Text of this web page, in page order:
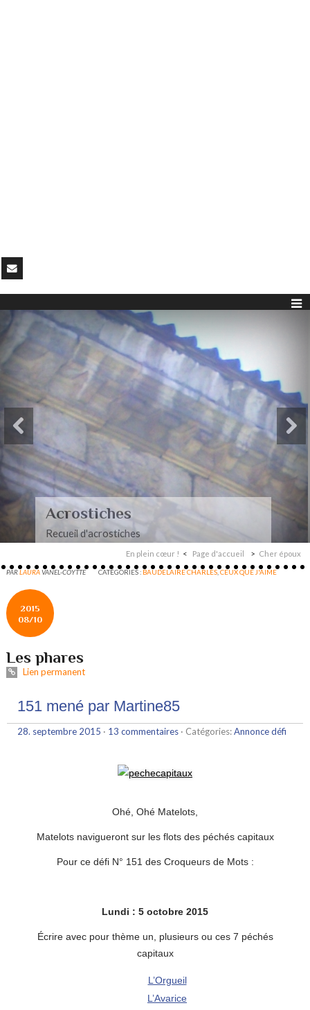
Paysages-Poèmes à mon
mari
Recueil de poèmes dédiés à mon mari
En plein cœur ! Page d'accueil Cher époux
PARLAURAVANEL-COYTTE CATÉGORIES : BAUDELAIRE CHARLES,CEUX QUE J'AIME
2015
08/10
Les phares
Lien permanent
151 mené par Martine85
28. septembre 2015 · 13 commentaires · Catégories:Annonce défi
Ohé, Ohé Matelots,
Matelots navigueront sur les flots des péchés capitaux
Pour ce défi N° 151 des Croqueurs de Mots :
Lundi : 5 octobre 2015
Écrire avec pour thème un, plusieurs ou ces 7 péchés
capitaux
L’Orgueil
L’Avarice